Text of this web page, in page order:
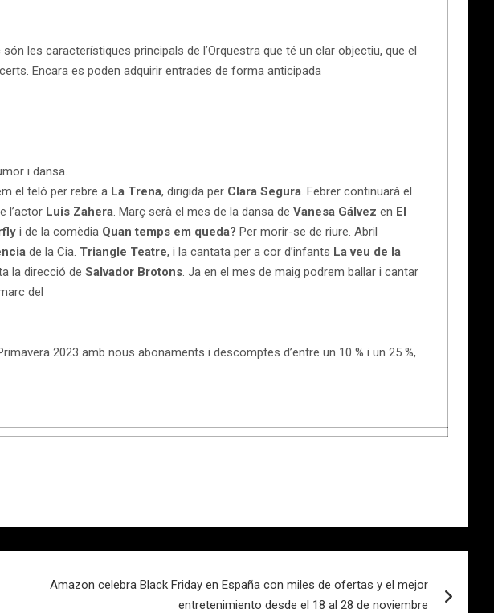
les característiques principals de l’Orquestra que té un clar objectiu, que el
Encara es poden adquirir entrades de forma anticipada
i dansa.
el teló per rebre a La Trena, dirigida per Clara Segura. Febrer continuarà el
l’actor Luis Zahera. Març serà el mes de la dansa de Vanesa Gálvez en El
i de la comèdia Quan temps em queda? Per morir-se de riure. Abril
de la Cia. Triangle Teatre, i la cantata per a cor d’infants La veu de la
la direcció de Salvador Brotons. Ja en el mes de maig podrem ballar i cantar
del
2023 amb nous abonaments i descomptes d’entre un 10 % i un 25 %,
Amazon celebra Black Friday en España con miles de ofertas y el mejor
entretenimiento desde el 18 al 28 de noviembre